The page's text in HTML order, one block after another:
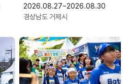
2026.08.27~2026.08.30
경상남도 거제시